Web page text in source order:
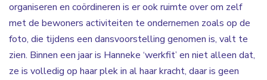
organiseren en coördineren is er ook ruimte over om zelf
met de bewoners activiteiten te ondernemen zoals op de
foto, die tijdens een dansvoorstelling genomen is, valt te
zien. Binnen een jaar is Hanneke ‘werkfit’ en niet alleen dat,
ze is volledig op haar plek in al haar kracht, daar is geen